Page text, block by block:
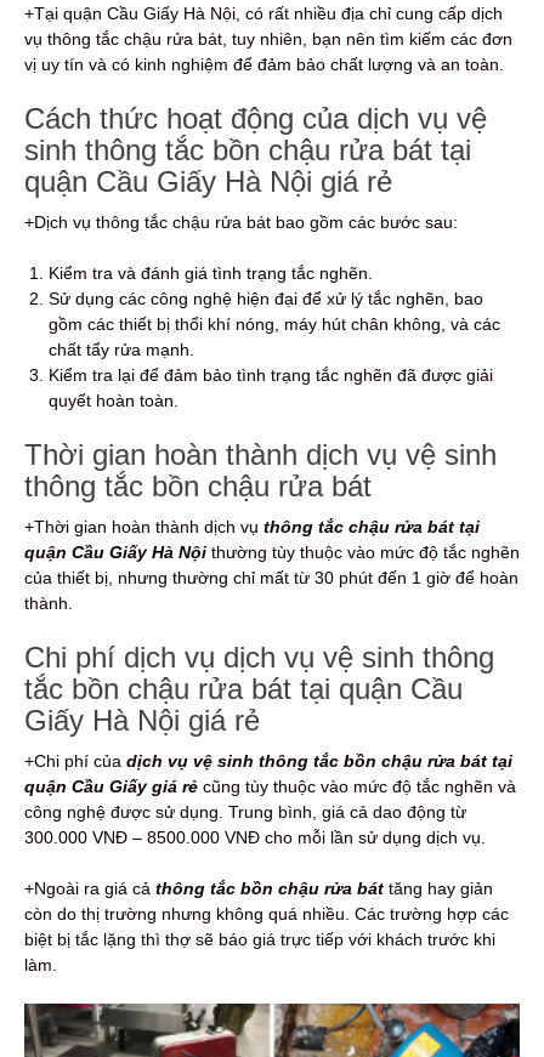
+Tại quận Cầu Giấy Hà Nội, có rất nhiều địa chỉ cung cấp dịch
vụ thông tắc chậu rửa bát, tuy nhiên, bạn nên tìm kiếm các đơn
vị uy tín và có kinh nghiệm để đảm bảo chất lượng và an toàn.
Cách thức hoạt động của dịch vụ vệ
sinh thông tắc bồn chậu rửa bát tại
quận Cầu Giấy Hà Nội giá rẻ
+Dịch vụ thông tắc chậu rửa bát bao gồm các bước sau:
Kiểm tra và đánh giá tình trạng tắc nghẽn.
Sử dụng các công nghệ hiện đại để xử lý tắc nghẽn, bao
gồm các thiết bị thổi khí nóng, máy hút chân không, và các
chất tẩy rửa mạnh.
Kiểm tra lại để đảm bảo tình trạng tắc nghẽn đã được giải
quyết hoàn toàn.
Thời gian hoàn thành dịch vụ vệ sinh
thông tắc bồn chậu rửa bát
+Thời gian hoàn thành dịch vụ thông tắc chậu rửa bát tại
quận Cầu Giấy Hà Nội thường tùy thuộc vào mức độ tắc nghẽn
của thiết bị, nhưng thường chỉ mất từ 30 phút đến 1 giờ để hoàn
thành.
Chi phí dịch vụ dịch vụ vệ sinh thông
tắc bồn chậu rửa bát tại quận Cầu
Giấy Hà Nội giá rẻ
+Chi phí của dịch vụ vệ sinh thông tắc bồn chậu rửa bát tại
quận Cầu Giấy giá rẻ cũng tùy thuộc vào mức độ tắc nghẽn và
công nghệ được sử dụng. Trung bình, giá cả dao động từ
300.000 VNĐ – 8500.000 VNĐ cho mỗi lần sử dụng dịch vụ.
+Ngoài ra giá cả thông tắc bồn chậu rửa bát tăng hay giản
còn do thị trường nhưng không quá nhiều. Các trường hợp các
biệt bị tắc lặng thì thợ sẽ báo giá trực tiếp với khách trước khi
làm.